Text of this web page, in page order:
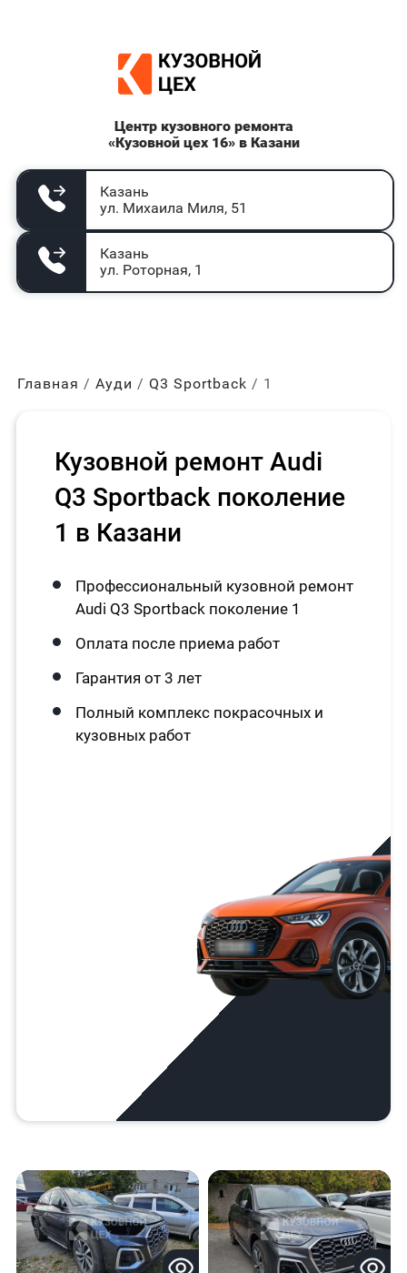
Центр кузовного ремонта
«Кузовной цех 16» в Казани
Казань
ул. Михаила Миля, 51
Казань
ул. Роторная, 1
Главная Ауди Q3 Sportback 1
Кузовной ремонт Audi
Q3 Sportback поколение
1 в Казани
Профессиональный кузовной ремонт
Audi Q3 Sportback поколение 1
Оплата после приема работ
Гарантия от 3 лет
Полный комплекс покрасочных и
кузовных работ